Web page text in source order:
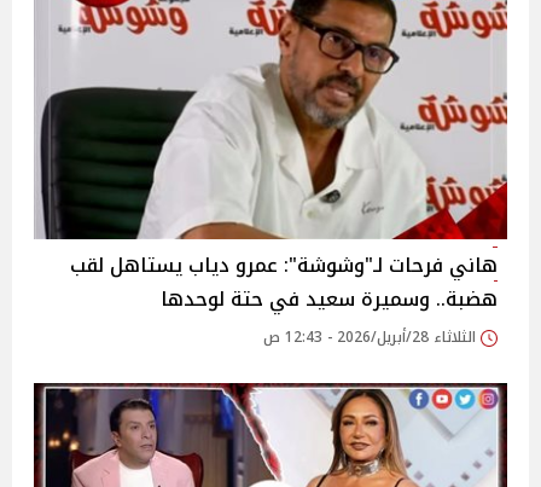
هاني فرحات لـ"وشوشة": عمرو دياب يستاهل لقب
هضبة.. وسميرة سعيد في حتة لوحدها
الثلاثاء 28/أبريل/2026 - 12:43 ص